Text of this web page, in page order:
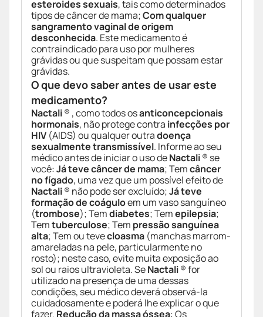
esteroides sexuais, tais como determinados
tipos de câncer de mama;Com qualquer
sangramento vaginal de origem
desconhecida. Este medicamento é
contraindicado para uso por mulheres
grávidas ou que suspeitam que possam estar
grávidas.
O que devo saber antes de usar este
medicamento?
Nactali® , como todos osanticoncepcionais
hormonais, não protege contra infecções por
HIV (AIDS) ou qualquer outradoença
sexualmente transmissível. Informe ao seu
médico antes de iniciar o uso deNactali® se
você:Já teve câncer de mama; Temcâncer
no fígado, uma vez que um possível efeito de
Nactali® não pode ser excluído;Já teve
formação de coáguloem um vaso sanguíneo
(trombose); Temdiabetes; Temepilepsia;
Temtuberculose; Tem pressão sanguínea
alta; Tem ou tevecloasma (manchas marrom-
amareladas na pele, particularmente no
rosto); neste caso, evite muita exposição ao
sol ou raios ultravioleta. SeNactali® for
utilizado na presença de uma dessas
condições, seu médico deverá observá-la
cuidadosamente e poderá lhe explicar o que
fazer. Redução da massa óssea: Os